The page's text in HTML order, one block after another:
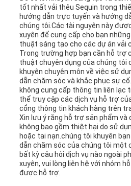
tốt nhất vải thêu Sequin trong
hướng dẫn trực tuyến và hướng
chúng tôi.Các tài nguyên này
xuyên để cung cấp cho bạn
thuật sáng tạo cho các dự án vải
Trong trường hợp bạn cần hỗ trợ
thuật chuyên dụng của chúng tôi
khuyên chuyên môn về việc sử
dẫn chăm sóc và khắc phục sự
không cung cấp thông tin liên lạc
thể truy cập các dịch vụ hỗ trợ
cổng thông tin khách hàng trên
Xin lưu ý rằng hỗ trợ sản phẩm và
không bao gồm thiệt hại do sử
hoặc tai nạn.chúng tôi khuyên
dẫn chăm sóc của chúng tôi một
bất kỳ câu hỏi dịch vụ nào ngoài
xuyên, vui lòng liên hệ với nhóm
được hỗ trợ.